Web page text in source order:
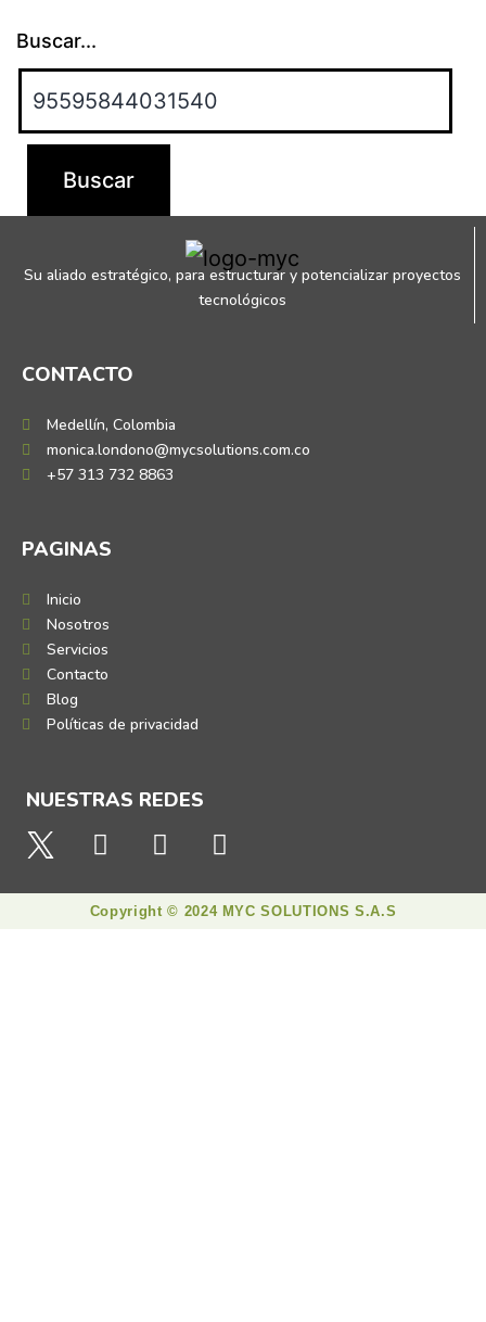
Buscar...
Su aliado estratégico, para estructurar y potencializar proyectos
tecnológicos
CONTACTO
Medellín, Colombia
monica.londono@mycsolutions.com.co
+57 313 732 8863
PAGINAS
Inicio
Nosotros
Servicios
Contacto
Blog
Políticas de privacidad
NUESTRAS REDES
Copyright © 2024 MYC SOLUTIONS S.A.S